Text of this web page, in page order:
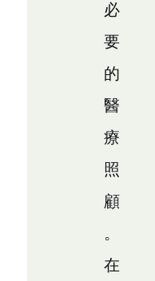
必
要
的
醫
療
照
顧
。
在